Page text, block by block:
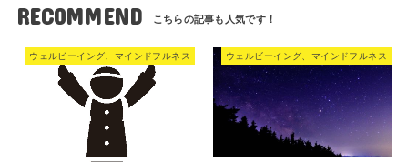
RECOMMEND
ウェルビーイング、マインドフルネス ウェルビーイング、マインドフルネス